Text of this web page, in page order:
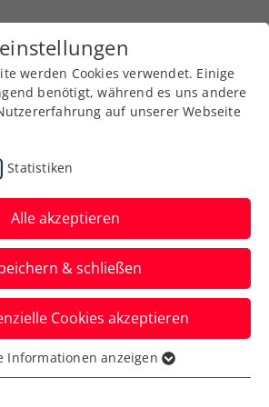
Neumayer in
Open-
gestoppt
Asse kommt in
der zweiten Runde der
das Aus.
Wachta, 08.01.2025
werden Cookies verwendet. Einige
benötigt, während es uns andere
auf unserer Webseite
Statistiken
Alle akzeptieren
& schließen
Cookies akzeptieren
werden für grundlegende
Informationen anzeigen